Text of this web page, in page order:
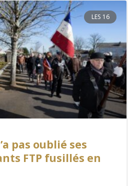
LES 16
pas oublié ses
FTP fusillés en